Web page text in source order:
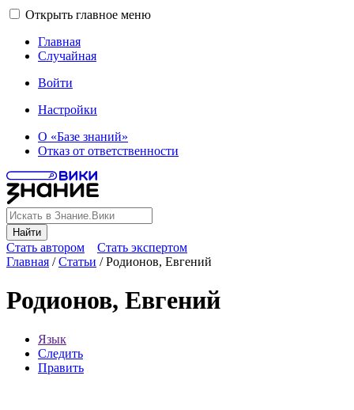
Открыть главное меню
Главная
Случайная
Войти
Настройки
О «Базе знаний»
Отказ от ответственности
Найти
Стать автором
Стать экспертом
Главная /Статьи /Родионов, Евгений
Родионов, Евгений
Язык
Следить
Править